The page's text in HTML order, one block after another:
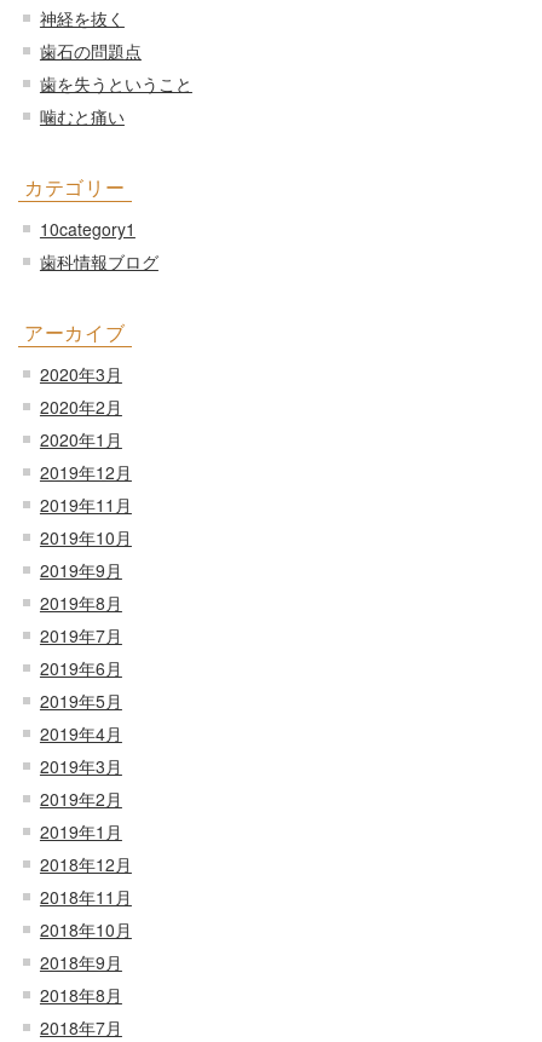
神経を抜く
歯石の問題点
歯を失うということ
噛むと痛い
カテゴリー
10category1
歯科情報ブログ
アーカイブ
2020年3月
2020年2月
2020年1月
2019年12月
2019年11月
2019年10月
2019年9月
2019年8月
2019年7月
2019年6月
2019年5月
2019年4月
2019年3月
2019年2月
2019年1月
2018年12月
2018年11月
2018年10月
2018年9月
2018年8月
2018年7月